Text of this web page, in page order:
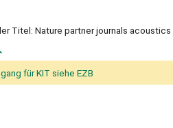
Titel: Nature partner journals acoustics
für KIT siehe EZB